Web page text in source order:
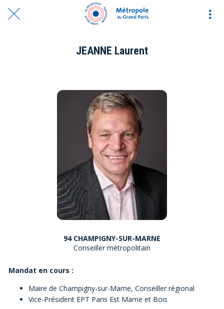
JEANNE Laurent
94 CHAMPIGNY-SUR-MARNE
Conseiller métropolitain
Mandat en cours :
Maire de Champigny-sur-Marne, Conseiller régional
Vice-Président EPT Paris Est Marne et Bois